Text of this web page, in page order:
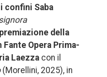
confini Saba
premiazione della
Opera Prima-
Laezza con il
(Morellini, 2025), in